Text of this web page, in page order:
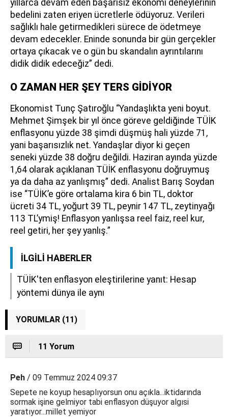
yıllarca devam eden başarısız ekonomi deneylerinin
bedelini zaten eriyen ücretlerle ödüyoruz. Verileri
sağlıklı hale getirmedikleri sürece de ödetmeye
devam edecekler. Eninde sonunda bir gün gerçekler
ortaya çıkacak ve o gün bu skandalın ayrıntılarını
didik didik edeceğiz” dedi.
O ZAMAN HER ŞEY TERS GİDİYOR
Ekonomist Tunç Şatıroğlu “Yandaşlıkta yeni boyut.
Mehmet Şimşek bir yıl önce göreve geldiğinde TÜİK
enflasyonu yüzde 38 şimdi düşmüş hali yüzde 71,
yani başarısızlık net. Yandaşlar diyor ki geçen
seneki yüzde 38 doğru değildi. Haziran ayında yüzde
1,64 olarak açıklanan TÜİK enflasyonu doğruymuş
ya da daha az yanlışmış” dedi. Analist Barış Soydan
ise “TÜİK’e göre ortalama kira 6 bin TL, doktor
ücreti 34 TL, yoğurt 39 TL, peynir 147 TL, zeytinyağı
113 TL’ymiş! Enflasyon yanlışsa reel faiz, reel kur,
reel getiri, her şey yanlış.”
İLGILI HABERLER
TÜİK'ten enflasyon eleştirilerine yanıt: Hesap
yöntemi dünya ile aynı
YORUMLAR (11)
11 Yorum
Peh / 09 Temmuz 2024 09:37
Sepete ne koyup hesaplıyorsun onu açıkla...iktidarında
sormak işine gelmiyor tabi enflasyon düşuyor algısi
yaratıyor...millet yemiyor